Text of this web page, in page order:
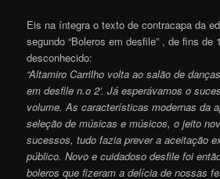
Eis na íntegra o texto de contracapa da
segundo “Boleros em desfile” , de fins de
desconhecido:
“Altamiro Carrilho volta ao salão de
em desfile n.o 2’. Já esperávamos o
volume. As características modernas da
seleção de músicas e músicos, o jeito
sucessos, tudo fazia prever a aceitação
público. Novo e cuidadoso desfile foi
boleros que fizeram a delícia de nossas